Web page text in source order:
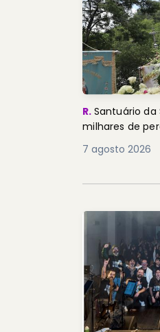
R. Santuário da
milhares de
7 agosto 2026